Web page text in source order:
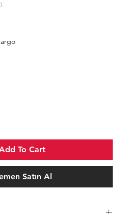
To Cart
Satın Al